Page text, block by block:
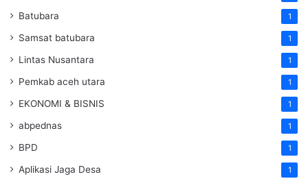
Batubara 1
Samsat batubara 1
Lintas Nusantara 1
Pemkab aceh utara 1
EKONOMI & BISNIS 1
abpednas 1
BPD 1
Aplikasi Jaga Desa 1